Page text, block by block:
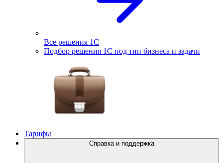
Все решения 1С
Подбор решения 1С под тип бизнеса и задачи
Тарифы
Справка и поддержка